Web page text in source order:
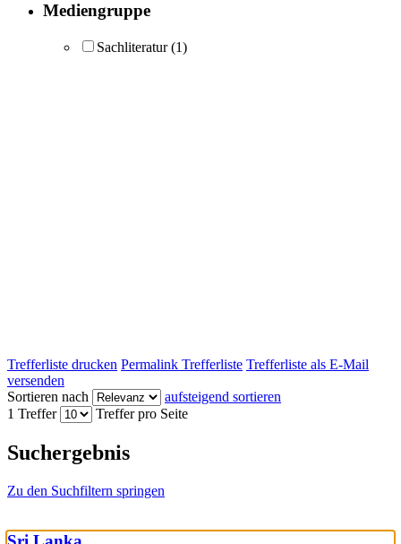
Mediengruppe
Sachliteratur (1)
Trefferliste drucken Permalink Trefferliste Trefferliste als E-Mail
versenden
Sortieren nach
aufsteigend sortieren
1 Treffer
Treffer pro Seite
Suchergebnis
Zu den Suchfiltern springen